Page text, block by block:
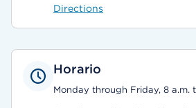
Directions
Horario
Monday through Friday, 8 a.m.